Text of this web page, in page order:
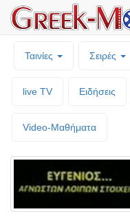
Ταινίες Σειρές
live TV Ειδήσεις
Video-Mαθήματα